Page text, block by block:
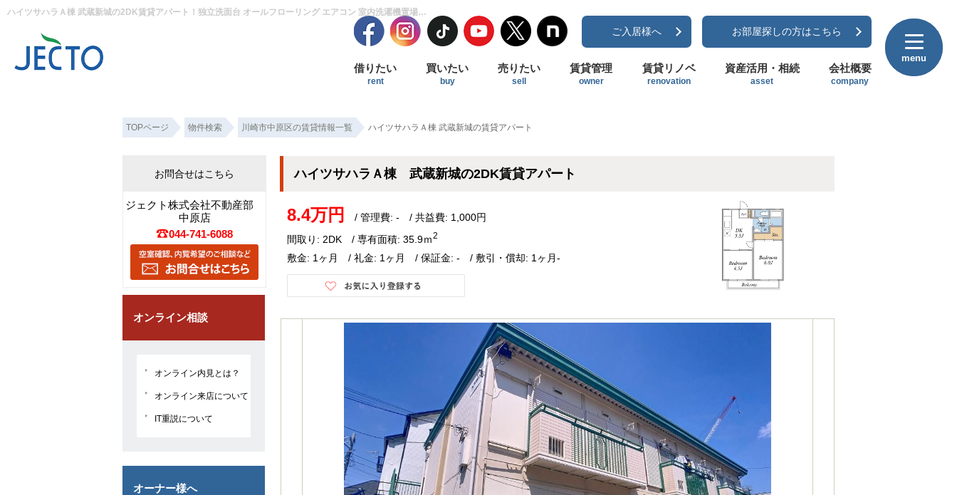
ハイツサハラＡ棟 武蔵新城の2DK賃貸アパート！独立洗面台 オールフローリング エアコン 室内洗濯機置場 南向き｜ジェクト不動産部
ご入居様へ お部屋探しの方はこちら
借りたい
rent
買いたい
buy
売りたい
sell
賃貸管理
owner
賃貸リノベ
renovation
資産活用・相続
asset
会社概要
company
menu
menu
TOPページ 物件検索 川崎市中原区の賃貸情報一覧 ハイツサハラＡ棟 武蔵新城の賃貸アパート
ハイツサハラＡ棟 武蔵新城の2DK賃貸アパート
8.4万円
/ 管理費: - / 共益費: 1,000円
間取り: 2DK / 専有面積: 35.9ｍ2
敷金: 1ヶ月 / 礼金: 1ヶ月 / 保証金: - / 敷引・償却: 1ヶ月-
お問合せはこちら
ジェクト株式会社不動産部
中原店
044-741-6088
オンライン相談
オンライン内見とは？
オンライン来店について
IT重説について
オーナー様へ